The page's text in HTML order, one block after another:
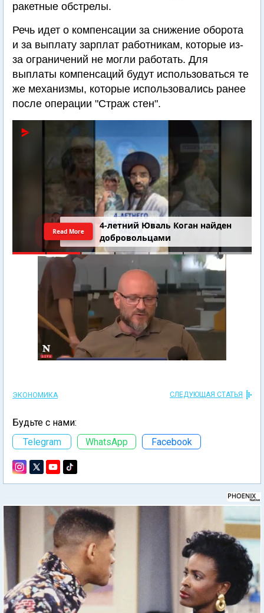
ракетные обстрелы.
Речь идет о компенсации за снижение оборота
и за выплату зарплат работникам, которые из-
за ограничений не могли работать. Для
выплаты компенсаций будут использоваться те
же механизмы, которые использовались ранее
после операции "Страж стен".
Последний шанс Ирана. Теракт в
Самарии // Новости Израиля.
Шарп. Финкель. Дубнов
Read More
ЭКОНОМИКА СЛЕДУЮЩАЯ СТАТЬЯ
Будьте с нами:
Telegram
WhatsApp Facebook